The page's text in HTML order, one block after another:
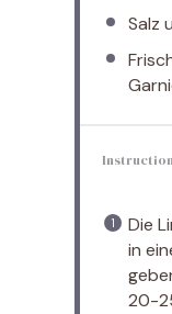
Salz
Die
in
20-